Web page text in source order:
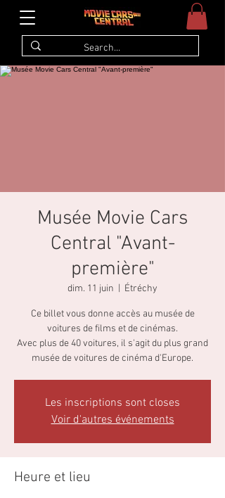
Musée Movie Cars
Central "Avant-
première"
dim. 11 juin Étréchy
Ce billet vous donne accès au musée de
voitures de films et de cinémas.
Avec plus de 40 voitures, il s'agit du plus grand
musée de voitures de cinéma d'Europe.
Les inscriptions sont closes
Voir d'autres événements
Heure et lieu